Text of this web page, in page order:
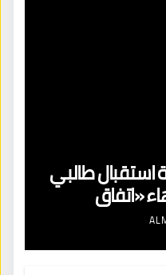
طالبي
«اتفاق